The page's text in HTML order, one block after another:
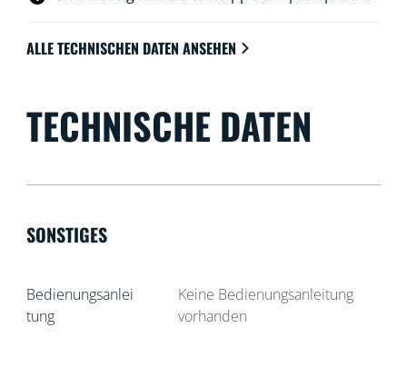
ALLE TECHNISCHEN DATEN ANSEHEN
TECHNISCHE DATEN
SONSTIGES
Bedienungsanlei
tung
Keine Bedienungsanleitung
vorhanden